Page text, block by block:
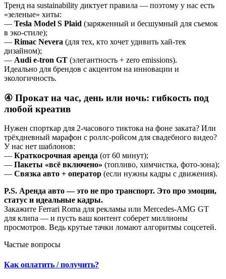
Тренд на sustainability диктует правила — поэтому у нас есть
«зеленые» хиты:
— Tesla Model S Plaid (заряженный и бесшумный для съемок
в эко-стиле);
— Rimac Nevera (для тех, кто хочет удивить хай-тек
дизайном);
— Audi e-tron GT (элегантность + zero emissions).
Идеально для брендов с акцентом на инновации и
экологичность.
④ Прокат на час, день или ночь: гибкость под
любой креатив
Нужен спорткар для 2-часового тиктока на фоне заката? Или
трёхдневный марафон с роллс-ройсом для свадебного видео?
У нас нет шаблонов:
— Краткосрочная аренда (от 60 минут);
— Пакеты «всё включено» (топливо, химчистка, фото-зона);
— Связка авто + оператор (если нужны кадры с движения).
P.S. Аренда авто — это не про транспорт. Это про эмоции,
статус и идеальные кадры.
Закажите Ferrari Roma для рекламы или Mercedes-AMG GT
для клипа — и пусть ваш контент соберет миллионы
просмотров. Ведь крутые тачки ломают алгоритмы соцсетей.
Частые вопросы
Как оплатить / получить?